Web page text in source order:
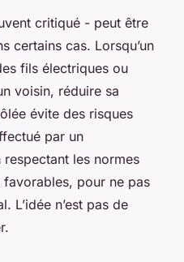
critiqué - peut être
certains cas. Lorsqu’un
fils électriques ou
voisin, réduire sa
évite des risques
par un
les normes
pour ne pas
L’idée n’est pas de